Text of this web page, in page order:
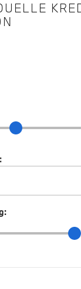
Schieberegler